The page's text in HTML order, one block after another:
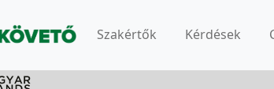
Szakértők Kérdések